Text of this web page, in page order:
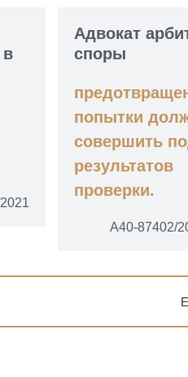
в
Адвокат
споры
попытки
совершить
результатов
проверки.
А40-87402/